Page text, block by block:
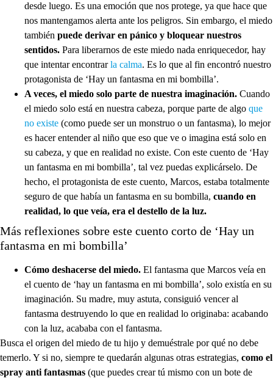
desde luego. Es una emoción que nos protege, ya que hace que
nos mantengamos alerta ante los peligros. Sin embargo, el miedo
también puede derivar en pánico y bloquear nuestros
sentidos. Para liberarnos de este miedo nada enriquecedor, hay
que intentar encontrarla calma. Es lo que al fin encontró nuestro
protagonista de ‘Hay un fantasma en mi bombilla’.
A veces, el miedo solo parte de nuestra imaginación. Cuando
el miedo solo está en nuestra cabeza, porque parte de algo que
no existe (como puede ser un monstruo o un fantasma), lo mejor
es hacer entender al niño que eso que ve o imagina está solo en
su cabeza, y que en realidad no existe. Con este cuento de ‘Hay
un fantasma en mi bombilla’, tal vez puedas explicárselo. De
hecho, el protagonista de este cuento, Marcos, estaba totalmente
seguro de que había un fantasma en su bombilla, cuando en
realidad, lo que veía, era el destello de la luz.
Más reflexiones sobre este cuento corto de ‘Hay un
fantasma en mi bombilla’
Cómo deshacerse del miedo. El fantasma que Marcos veía en
el cuento de ‘hay un fantasma en mi bombilla’, solo existía en su
imaginación. Su madre, muy astuta, consiguió vencer al
fantasma destruyendo lo que en realidad lo originaba: acabando
con la luz, acababa con el fantasma.
Busca el origen del miedo de tu hijo y demuéstrale por qué no debe
temerlo. Y si no, siempre te quedarán algunas otras estrategias, como el
spray anti fantasmas (que puedes crear tú mismo con un bote de